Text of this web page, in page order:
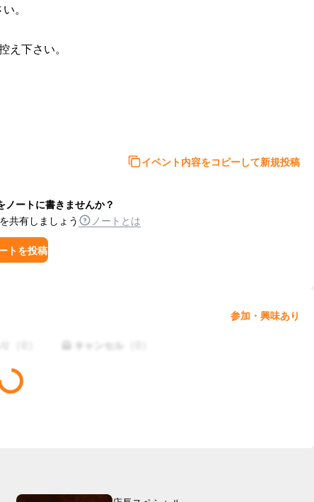
。
下さい。
イベント内容をコピーして新規投稿
ノートに書きませんか？
共有しましょう
ノートとは
トを投稿
参加・興味あり
🙅 キャンセル